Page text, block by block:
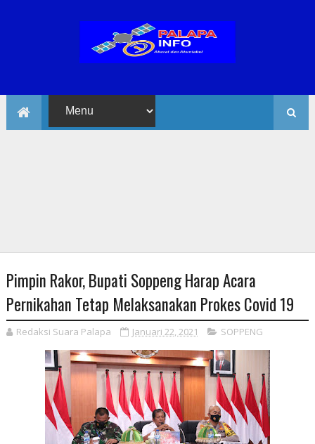
Pimpin Rakor, Bupati Soppeng Harap Acara
Pernikahan Tetap Melaksanakan Prokes Covid 19
Redaksi Suara Palapa Januari 22, 2021 SOPPENG